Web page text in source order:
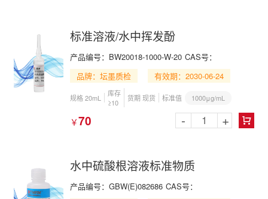
标准溶液/水中挥发酚
产品编号：BW20018-1000-W-20 CAS号：
品牌：坛墨质检
有效期：2030-06-24
规格 20mL
库存
≥10
货期 现货 标准值 1000μg/mL
￥70 
- +
水中硫酸根溶液标准物质
产品编号：GBW(E)082686 CAS号：